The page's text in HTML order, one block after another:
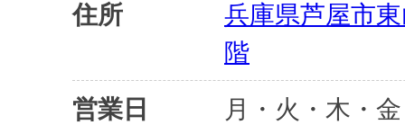
住所
兵庫県芦屋市
階
営業日
月・火・木・